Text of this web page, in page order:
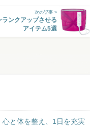
次の記事 »
ンクアップさせる
アイテム5選
と体を整え、1日を充実